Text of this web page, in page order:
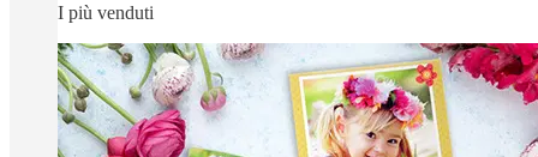
I più venduti